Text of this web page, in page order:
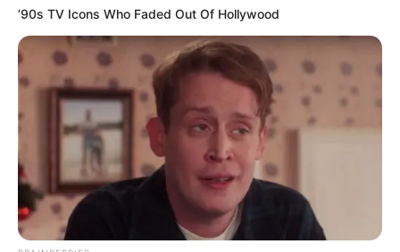
jelentkezik. Papíron minden le van fedve, jogilag
minden rendezettnek látszik, a végső tulajdonosok
viszont eltűnnek a struktúrák mögött.
’90s TV Icons Who Faded Out Of Hollywood